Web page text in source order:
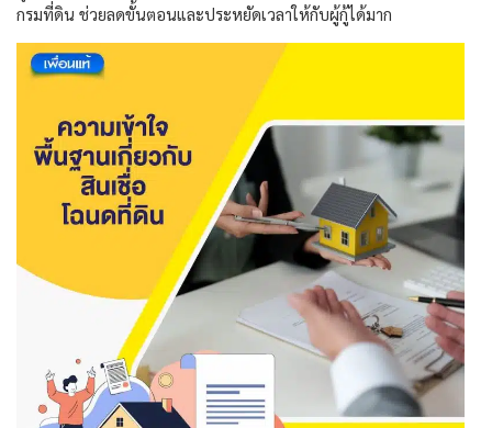
กรมที่ดิน ช่วยลดขั้นตอนและประหยัดเวลาให้กับผู้กู้ได้มาก